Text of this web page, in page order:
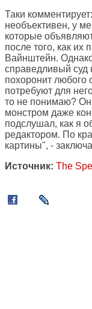
Таки
необъективен, у
которые
после того, как их
Вайнштейн.
справедливый
похоронит
потребуют для
то не понимаю? Он
монстром даже
подслушал, как я
редактором. По
картины", -
Источник: The